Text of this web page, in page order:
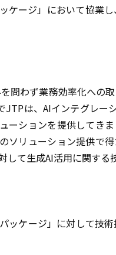
ケージ」において協業
問わず業務効率化への
JTPは、AIインテグレー
ーションを提供してき
ソリューション提供で
て生成AI活用に関する
ッケージ」に対して技